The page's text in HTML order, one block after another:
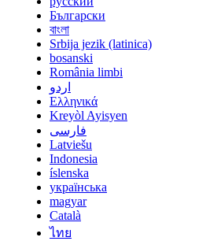
Български
বাংলা
Srbija jezik (latinica)
bosanski
România limbi
اردو
Ελληνικά
Kreyòl Ayisyen
فارسی
Latviešu
Indonesia
íslenska
українська
magyar
Català
ไทย